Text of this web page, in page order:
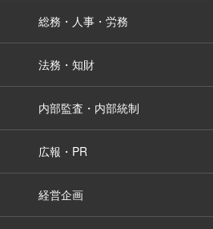
総務・人事・労務
法務・知財
内部監査・内部統制
広報・PR
経営企画